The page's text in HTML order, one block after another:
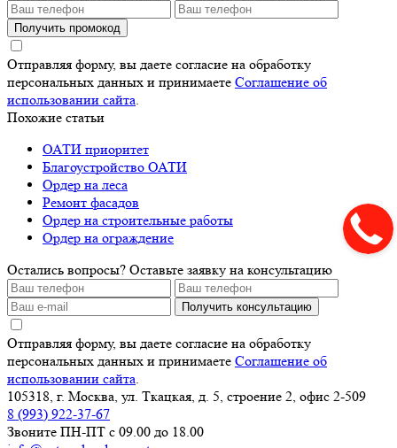
Получить промокод
Отправляя форму, вы даете согласие на обработку
персональных данных и принимаете Соглашение об
использовании сайта.
Похожие статьи
ОАТИ приоритет
Благоустройство ОАТИ
Ордер на леса
Ремонт фасадов
Ордер на строительные работы
Ордер на ограждение
Остались вопросы? Оставьте заявку на консультацию
Получить консультацию
Отправляя форму, вы даете согласие на обработку
персональных данных и принимаете Соглашение об
использовании сайта.
105318, г. Москва, ул. Ткацкая, д. 5, строение 2, офис 2-509
8 (993) 922-37-67
Звоните ПН-ПТ с 09.00 до 18.00